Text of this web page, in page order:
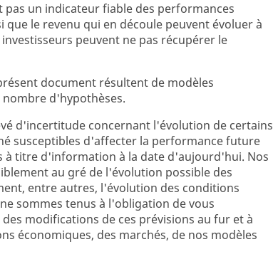
pas un indicateur fiable des performances
que le revenu qui en découle peuvent évoluer à
peuvent ne pas récupérer le
document résultent de modèles
d'hypothèses.
d'incertitude concernant l'évolution de certains
susceptibles d'affecter la performance future
à titre d'information à la date d'aujourd'hui. Nos
au gré de l'évolution possible des
entre autres, l'évolution des conditions
sommes tenus à l'obligation de vous
modifications de ces prévisions au fur et à
économiques, des marchés, de nos modèles